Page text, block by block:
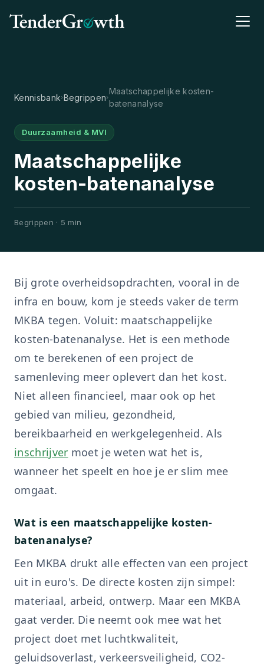
Maatschappelijke
kosten-batenanalyse
Begrippen · 5 min
Duurzaamheid & MVI
Kennisbank›Begrippen›
Maatschappelijke kosten-
batenanalyse
Bij grote overheidsopdrachten, vooral in de
infra en bouw, kom je steeds vaker de term
MKBA tegen. Voluit: maatschappelijke
kosten-batenanalyse. Het is een methode
om te berekenen of een project de
samenleving meer oplevert dan het kost.
Niet alleen financieel, maar ook op het
gebied van milieu, gezondheid,
bereikbaarheid en werkgelegenheid. Als
inschrijver moet je weten wat het is,
wanneer het speelt en hoe je er slim mee
omgaat.
Wat is een maatschappelijke kosten-
batenanalyse?
Een MKBA drukt alle effecten van een project
uit in euro's. De directe kosten zijn simpel:
materiaal, arbeid, ontwerp. Maar een MKBA
gaat verder. Die neemt ook mee wat het
project doet met luchtkwaliteit,
geluidsoverlast, verkeersveiligheid, CO2-